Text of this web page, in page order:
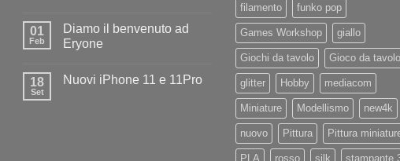
su
Disponibile
in
nuovissima
01
Feb
Diamo il benvenuto ad
Eryone
su
18
Set
Nuovi iPhone 11 e 11Pro
filamento funko pop
Games Workshop giallo
Giochi da tavolo Gioco da tavolo
glitter Hobby mediacom
Miniature Modellismo new4k
nuovo Pittura Pittura
PLA rosso silk stampante